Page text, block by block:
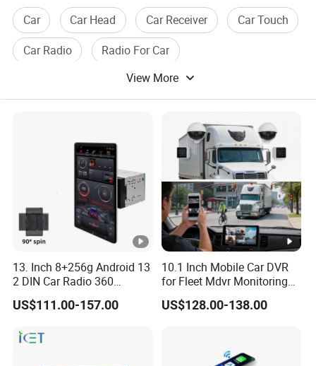
Car Car Head Car Receiver
Car Touch
Car Radio
Radio For Car
View More
13. Inch 8+256g Android 13
2 DIN Car Radio 360
Degrees Android Player
Carplay DSP 2K Car
US$111.00-157.00
10.1 Inch Mobile Car DVR
for Fleet Mdvr Monitoring
Solutions
US$128.00-138.00